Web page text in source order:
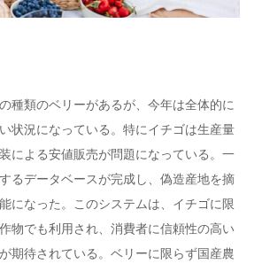
種類のベリーがあるが、今年は全体的に
状況になっている。特にイチゴは生産量
による安値販売が問題になっている。一
るデータベースが完成し、偽造産地を摘
になった。このシステムは、イチゴに限
物でも利用され、消費者に信頼性の高い
期待されている。ベリーに限らず国産農